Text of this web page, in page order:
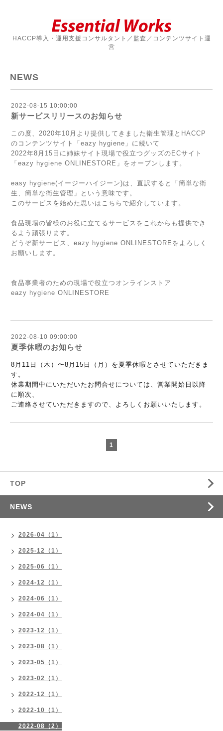
HACCP導入・運用支援コンサルタント／監査／コンテンツサイト運
営
NEWS
2022-08-15 10:00:00
新サービスリリースのお知らせ
この度、2020年10月より提供してきました衛生管理とHACCP
のコンテンツサイト「 eazy hygiene 」に続いて
2022年8月15日に姉妹サイト現場で役立つグッズのECサイト
「 eazy hygiene ONLINESTORE 」をオープンします。
easy hygiene(イージーハイジーン)は、直訳すると「簡単な衛
生、簡単な衛生管理」という意味です。
このサービスを始めた思いは こちら で紹介しています。
食品現場の皆様のお役に立てるサービスをこれからも提供でき
るよう頑張ります。
どうぞ新サービス、eazy hygiene ONLINESTOREをよろしく
お願いします。
食品事業者のための現場で役立つオンラインストア
eazy hygiene ONLINESTORE
2022-08-10 09:00:00
夏季休暇のお知らせ
8月11日（木）〜8月15日（月）を夏季休暇とさせていただきま
す。
休業期間中にいただいたお問合せについては、営業開始日以降
に順次、
ご連絡させていただきますので、よろしくお願いいたします。
1
TOP
NEWS
2026-04（1）
2025-12（1）
2025-06（1）
2024-12（1）
2024-06（1）
2024-04（1）
2023-12（1）
2023-08（1）
2023-05（1）
2023-02（1）
2022-12（1）
2022-10（1）
2022-08（2）